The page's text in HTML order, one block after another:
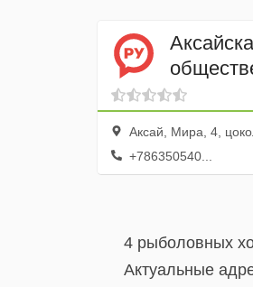
Аксай, Мира, 4,
+786350540...
4 рыболовных
Актуальные